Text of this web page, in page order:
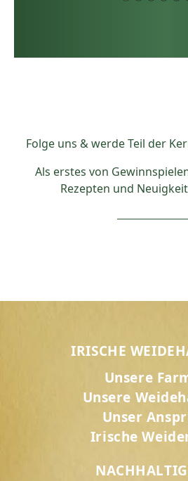
Folge uns & werde Teil der
Als erstes von
Rezepten und
IRISCHE
Unsere
Unsere
Unser
Irische